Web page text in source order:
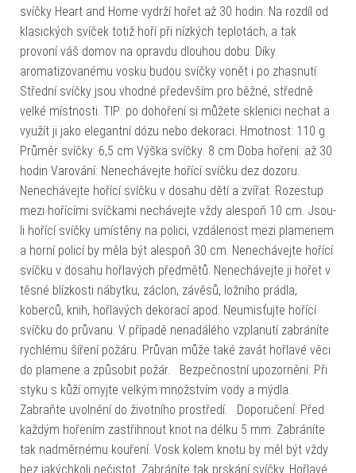
svíčky Heart and Home vydrží hořet až 30 hodin. Na rozdíl od
klasických svíček totiž hoří při nízkých teplotách, a tak
provoní váš domov na opravdu dlouhou dobu. Díky
aromatizovanému vosku budou svíčky vonět i po zhasnutí.
Střední svíčky jsou vhodné především pro běžné, středně
velké místnosti. TIP: po dohoření si můžete sklenici nechat a
využít ji jako elegantní dózu nebo dekoraci. Hmotnost: 110 g
Průměr svíčky: 6,5 cm Výška svíčky: 8 cm Doba hoření: až 30
hodin Varování: Nenechávejte hořící svíčku dez dozoru.
Nenechávejte hořící svíčku v dosahu dětí a zvířat. Rozestup
mezi hořícími svíčkami nechávejte vždy alespoň 10 cm. Jsou-
li hořící svíčky umístěny na polici, vzdálenost mezi plamenem
a horní policí by měla být alespoň 30 cm. Nenechávejte hořící
svíčku v dosahu hořlavých předmětů. Nenechávejte ji hořet v
těsné blízkosti nábytku, záclon, závěsů, ložního prádla,
koberců, knih, hořlavých dekorací apod. Neumisťujte hořící
svíčku do průvanu. V případě nenadálého vzplanutí zabráníte
rychlému šíření požáru. Průvan může také zavát hořlavé věci
do plamene a způsobit požár. Bezpečnostní upozornění: Při
styku s kůží omyjte velkým množstvím vody a mýdla.
Zabraňte uvolnění do životního prostředí. Doporučení: Před
každým hořením zastřihnout knot na délku 5 mm. Zabráníte
tak nadměrnému kouření. Vosk kolem knotu by měl být vždy
bez jakýchkoli nečistot. Zabráníte tak prskání svíčky. Hořlavé